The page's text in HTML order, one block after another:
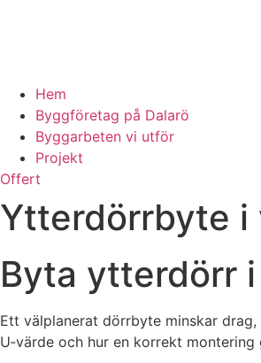
Hem
Byggföretag på Dalarö
Byggarbeten vi utför
Projekt
Offert
Ytterdörrbyte i
Byta ytterdörr
Ett välplanerat dörrbyte minskar
U‑värde och hur en korrekt